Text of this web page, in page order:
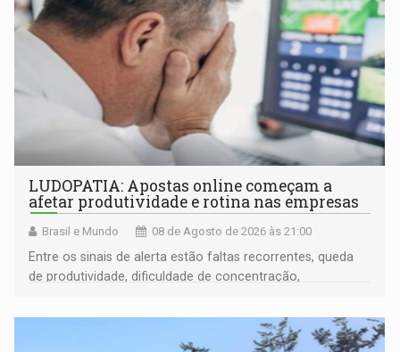
LUDOPATIA: Apostas online começam a
afetar produtividade e rotina nas empresas
Brasil e Mundo 08 de Agosto de 2026 às 21:00
Entre os sinais de alerta estão faltas recorrentes, queda
de produtividade, dificuldade de concentração,